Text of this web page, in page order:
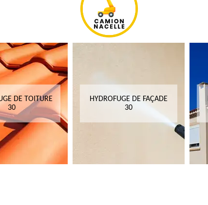
DE TOITURE
30
HYDROFUGE DE FAÇADE
30